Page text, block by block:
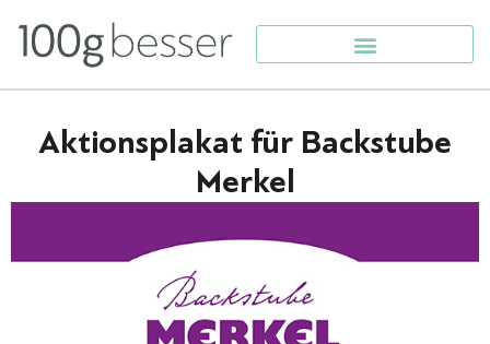
Aktionsplakat für Backstube
Merkel